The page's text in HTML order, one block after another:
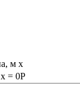
м x
= 0Р